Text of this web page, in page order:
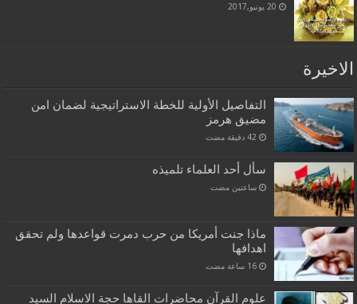
20 يونيو,2017
الاخيرة
التفاصيل الأولية للخطة الاستراتيجية لضمان امن
مضيق هرمز
سأل أحد العلماء تلميذه
‏ساعتين مضت
ماذا جنت أمريكا من حرب دمرت قواعدها ولم تحقق
اهدافها
‏16 ساعة مضت
علوم القرآن محاضرات القاها حجة الاسلام السيد